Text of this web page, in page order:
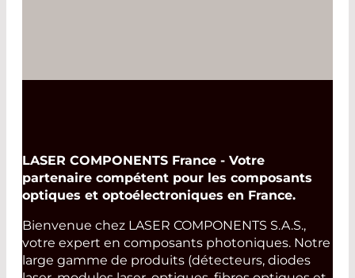
LASER COMPONENTS France - Votre
partenaire compétent pour les composants
optiques et optoélectroniques en France.
Bienvenue chez LASER COMPONENTS S.A.S.,
votre expert en composants photoniques. Notre
large gamme de produits (détecteurs, diodes